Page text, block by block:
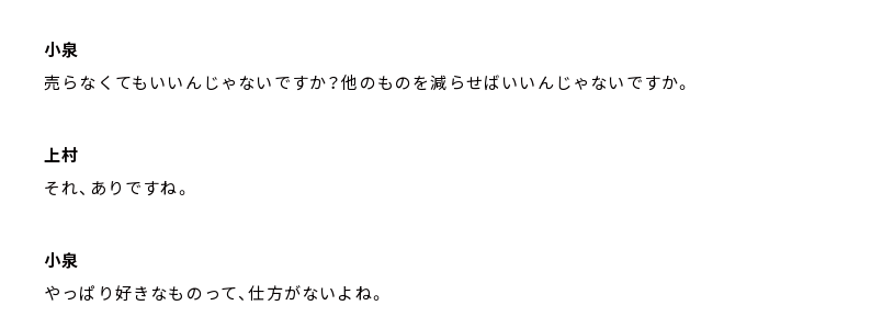
小泉
売らなくてもいいんじゃないですか？他のものを減らせばいいんじゃないですか。
上村
それ、ありですね。
小泉
やっぱり好きなものって、仕方がないよね。